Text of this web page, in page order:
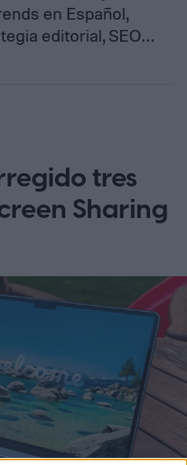
en Español,
editorial, SEO…
tres
Sharing